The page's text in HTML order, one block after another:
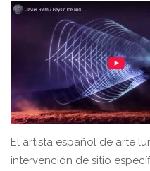
El artista español de arte
intervención de sitio